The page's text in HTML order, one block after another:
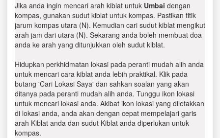
Jika anda ingin mencari arah kiblat untuk Umbai dengan
kompas, gunakan sudut kiblat untuk kompas. Pastikan titik
jarum kompas utara (N). Kemudian cari sudut kiblat mengikut
arah jam dari utara (N). Sekarang anda boleh membuat doa
anda ke arah yang ditunjukkan oleh sudut kiblat.
Hidupkan perkhidmatan lokasi pada peranti mudah alih anda
untuk mencari cara kiblat anda lebih praktikal. Klik pada
butang 'Cari Lokasi Saya' dan sahkan soalan yang akan
ditanya pada peranti mudah alih anda. Tunggu ikon lokasi
untuk mencari lokasi anda. Akibat ikon lokasi yang diletakkan
di lokasi anda, anda akan dengan cepat mempelajari garis
arah Kiblat anda dan sudut Kiblat anda diperlukan untuk
kompas.